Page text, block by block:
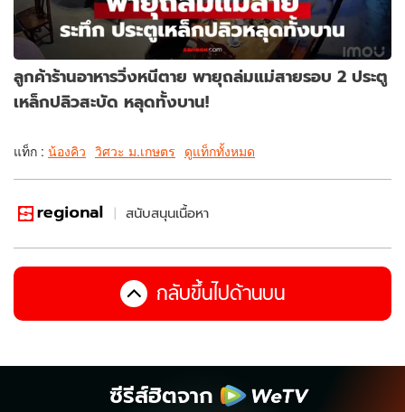
ลูกค้าร้านอาหารวิ่งหนีตาย พายุถล่มแม่สายรอบ 2 ประตู
เหล็กปลิวสะบัด หลุดทั้งบาน!
แท็ก : น้องคิว วิศวะ ม.เกษตร ดูแท็กทั้งหมด
สนับสนุนเนื้อหา
กลับขึ้นไปด้านบน
ซีรีส์ฮิตจาก